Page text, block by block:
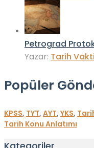
Petrograd
Yazar: Tarih Vakti
Popüler
KPSS, TYT, AYT, YKS,
Tarih Konu Anlatımı